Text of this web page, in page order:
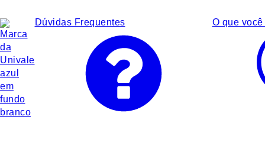
Dúvidas Frequentes O que